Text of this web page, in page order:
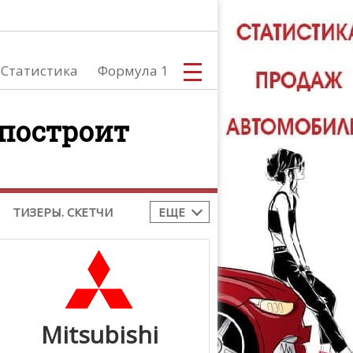
Статистика Формула 1
ТИЗЕРЫ. СКЕТЧИ ЕЩЕ
, Tourist Trophy
Mitsubishi